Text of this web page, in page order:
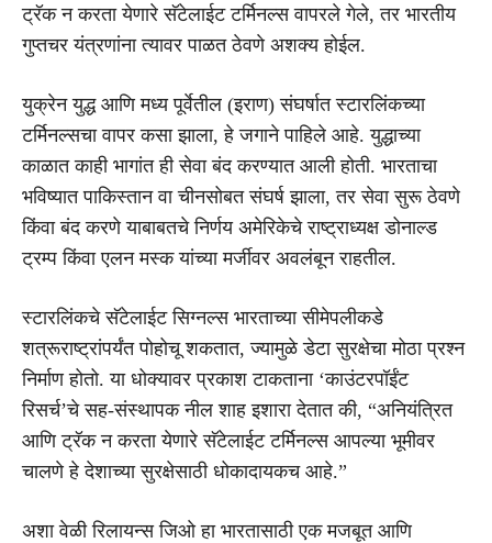
ट्रॅक न करता येणारे सॅटेलाईट टर्मिनल्स वापरले गेले, तर भारतीय
गुप्तचर यंत्रणांना त्यावर पाळत ठेवणे अशक्य होईल.
युक्रेन युद्ध आणि मध्य पूर्वेतील (इराण) संघर्षात स्टारलिंकच्या
टर्मिनल्सचा वापर कसा झाला, हे जगाने पाहिले आहे. युद्धाच्या
काळात काही भागांत ही सेवा बंद करण्यात आली होती. भारताचा
भविष्यात पाकिस्तान वा चीनसोबत संघर्ष झाला, तर सेवा सुरू ठेवणे
किंवा बंद करणे याबाबतचे निर्णय अमेरिकेचे राष्ट्राध्यक्ष डोनाल्ड
ट्रम्प किंवा एलन मस्क यांच्या मर्जीवर अवलंबून राहतील.
स्टारलिंकचे सॅटेलाईट सिग्नल्स भारताच्या सीमेपलीकडे
शत्रूराष्ट्रांपर्यंत पोहोचू शकतात, ज्यामुळे डेटा सुरक्षेचा मोठा प्रश्न
निर्माण होतो. या धोक्यावर प्रकाश टाकताना ‘काउंटरपॉईंट
रिसर्च’चे सह-संस्थापक नील शाह इशारा देतात की, “अनियंत्रित
आणि ट्रॅक न करता येणारे सॅटेलाईट टर्मिनल्स आपल्या भूमीवर
चालणे हे देशाच्या सुरक्षेसाठी धोकादायकच आहे.”
अशा वेळी रिलायन्स जिओ हा भारतासाठी एक मजबूत आणि